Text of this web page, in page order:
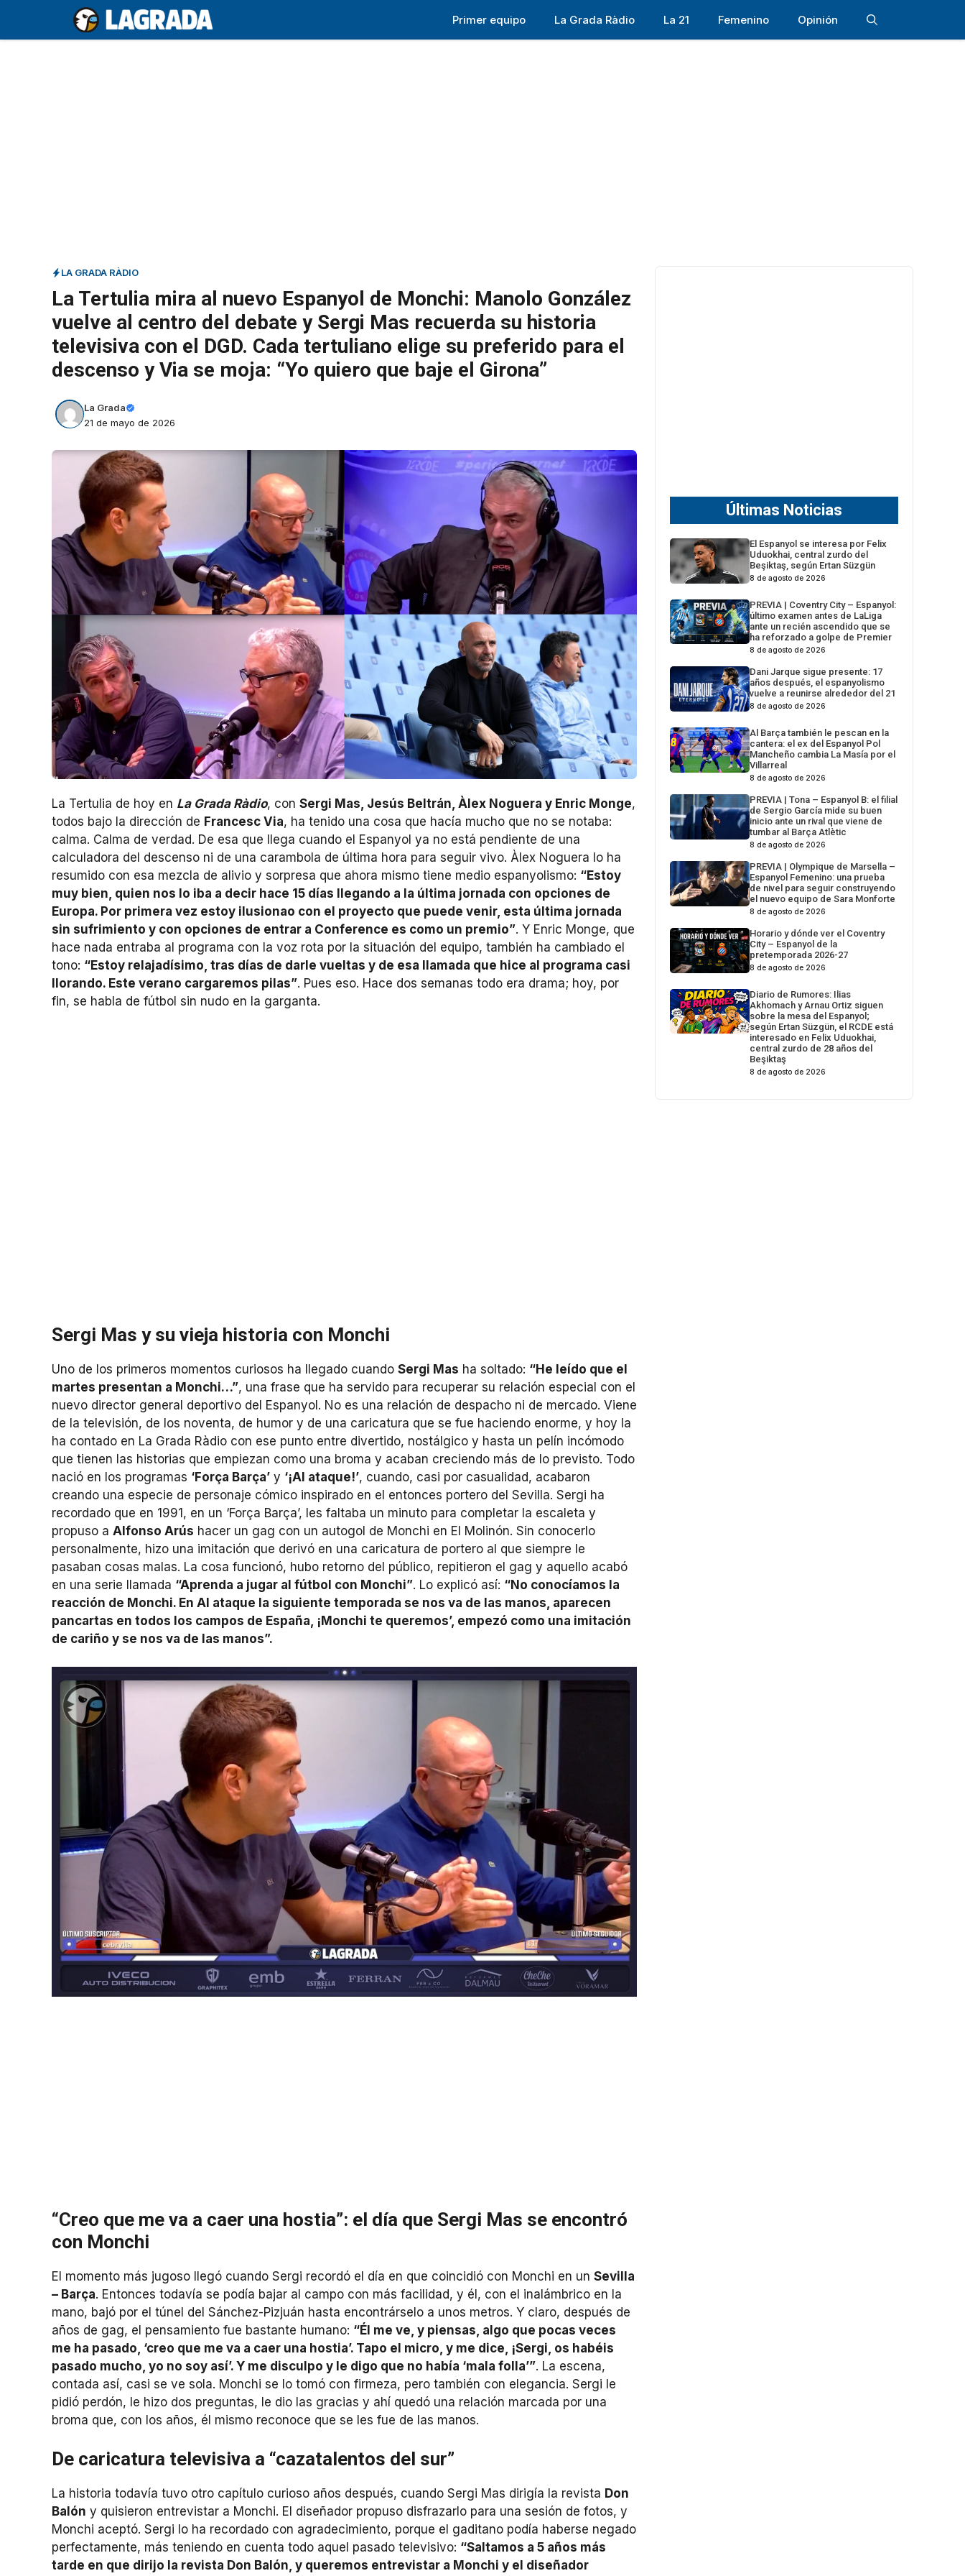
contenido
Primer equipo La Grada Ràdio La 21 Femenino Opinión
LA GRADA RÀDIO
La Tertulia mira al nuevo Espanyol de Monchi: Manolo González
vuelve al centro del debate y Sergi Mas recuerda su historia
televisiva con el DGD. Cada tertuliano elige su preferido para el
descenso y Via se moja: “Yo quiero que baje el Girona”
La Grada
21 de mayo de 2026
La Tertulia de hoy en La Grada Ràdio, con Sergi Mas, Jesús Beltrán, Àlex Noguera y Enric Monge,
todos bajo la dirección de Francesc Via, ha tenido una cosa que hacía mucho que no se notaba:
calma. Calma de verdad. De esa que llega cuando el Espanyol ya no está pendiente de una
calculadora del descenso ni de una carambola de última hora para seguir vivo. Àlex Noguera lo ha
resumido con esa mezcla de alivio y sorpresa que ahora mismo tiene medio espanyolismo: “Estoy
muy bien, quien nos lo iba a decir hace 15 días llegando a la última jornada con opciones de
Europa. Por primera vez estoy ilusionao con el proyecto que puede venir, esta última jornada
sin sufrimiento y con opciones de entrar a Conference es como un premio”. Y Enric Monge, que
hace nada entraba al programa con la voz rota por la situación del equipo, también ha cambiado el
tono: “Estoy relajadísimo, tras días de darle vueltas y de esa llamada que hice al programa casi
llorando. Este verano cargaremos pilas”. Pues eso. Hace dos semanas todo era drama; hoy, por
fin, se habla de fútbol sin nudo en la garganta.
Sergi Mas y su vieja historia con Monchi
Uno de los primeros momentos curiosos ha llegado cuando Sergi Mas ha soltado: “He leído que el
martes presentan a Monchi…”, una frase que ha servido para recuperar su relación especial con el
nuevo director general deportivo del Espanyol. No es una relación de despacho ni de mercado. Viene
de la televisión, de los noventa, de humor y de una caricatura que se fue haciendo enorme, y hoy la
ha contado en La Grada Ràdio con ese punto entre divertido, nostálgico y hasta un pelín incómodo
que tienen las historias que empiezan como una broma y acaban creciendo más de lo previsto. Todo
nació en los programas ‘Força Barça’ y ‘¡Al ataque!’, cuando, casi por casualidad, acabaron
creando una especie de personaje cómico inspirado en el entonces portero del Sevilla. Sergi ha
recordado que en 1991, en un ‘Força Barça’, les faltaba un minuto para completar la escaleta y
propuso a Alfonso Arús hacer un gag con un autogol de Monchi en El Molinón. Sin conocerlo
personalmente, hizo una imitación que derivó en una caricatura de portero al que siempre le
pasaban cosas malas. La cosa funcionó, hubo retorno del público, repitieron el gag y aquello acabó
en una serie llamada “Aprenda a jugar al fútbol con Monchi”. Lo explicó así: “No conocíamos la
reacción de Monchi. En Al ataque la siguiente temporada se nos va de las manos, aparecen
pancartas en todos los campos de España, ¡Monchi te queremos’, empezó como una imitación
de cariño y se nos va de las manos”.
“Creo que me va a caer una hostia”: el día que Sergi Mas se encontró
con Monchi
El momento más jugoso llegó cuando Sergi recordó el día en que coincidió con Monchi en un Sevilla
– Barça. Entonces todavía se podía bajar al campo con más facilidad, y él, con el inalámbrico en la
mano, bajó por el túnel del Sánchez-Pizjuán hasta encontrárselo a unos metros. Y claro, después de
años de gag, el pensamiento fue bastante humano: “Él me ve, y piensas, algo que pocas veces
me ha pasado, ‘creo que me va a caer una hostia’. Tapo el micro, y me dice, ¡Sergi, os habéis
pasado mucho, yo no soy así’. Y me disculpo y le digo que no había ‘mala folla’”. La escena,
contada así, casi se ve sola. Monchi se lo tomó con firmeza, pero también con elegancia. Sergi le
pidió perdón, le hizo dos preguntas, le dio las gracias y ahí quedó una relación marcada por una
broma que, con los años, él mismo reconoce que se les fue de las manos.
De caricatura televisiva a “cazatalentos del sur”
La historia todavía tuvo otro capítulo curioso años después, cuando Sergi Mas dirigía la revista Don
Balón y quisieron entrevistar a Monchi. El diseñador propuso disfrazarlo para una sesión de fotos, y
Monchi aceptó. Sergi lo ha recordado con agradecimiento, porque el gaditano podía haberse negado
perfectamente, más teniendo en cuenta todo aquel pasado televisivo: “Saltamos a 5 años más
tarde en que dirijo la revista Don Balón, y queremos entrevistar a Monchi y el diseñador
Últimas Noticias
El Espanyol se interesa por Felix
Uduokhai, central zurdo del
Beşiktaş, según Ertan Süzgün
8 de agosto de 2026
PREVIA | Coventry City – Espanyol:
último examen antes de LaLiga
ante un recién ascendido que se
ha reforzado a golpe de Premier
8 de agosto de 2026
Dani Jarque sigue presente: 17
años después, el espanyolismo
vuelve a reunirse alrededor del 21
8 de agosto de 2026
Al Barça también le pescan en la
cantera: el ex del Espanyol Pol
Mancheño cambia La Masía por el
Villarreal
8 de agosto de 2026
PREVIA | Tona – Espanyol B: el filial
de Sergio García mide su buen
inicio ante un rival que viene de
tumbar al Barça Atlètic
8 de agosto de 2026
PREVIA | Olympique de Marsella –
Espanyol Femenino: una prueba
de nivel para seguir construyendo
el nuevo equipo de Sara Monforte
8 de agosto de 2026
Horario y dónde ver el Coventry
City – Espanyol de la
pretemporada 2026-27
8 de agosto de 2026
Diario de Rumores: Ilias
Akhomach y Arnau Ortiz siguen
sobre la mesa del Espanyol;
según Ertan Süzgün, el RCDE está
interesado en Felix Uduokhai,
central zurdo de 28 años del
Beşiktaş
8 de agosto de 2026